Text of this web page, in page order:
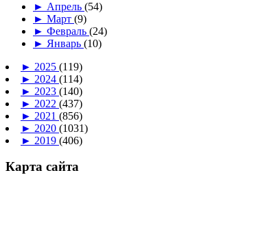
► Апрель (54)
► Март (9)
► Февраль (24)
► Январь (10)
► 2025 (119)
► 2024 (114)
► 2023 (140)
► 2022 (437)
► 2021 (856)
► 2020 (1031)
► 2019 (406)
Карта сайта